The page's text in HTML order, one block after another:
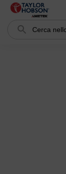
Cerca Search